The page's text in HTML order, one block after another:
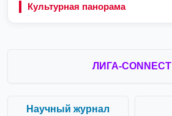
Культурная панорама
ЛИГА-CONNECT
Научный журнал